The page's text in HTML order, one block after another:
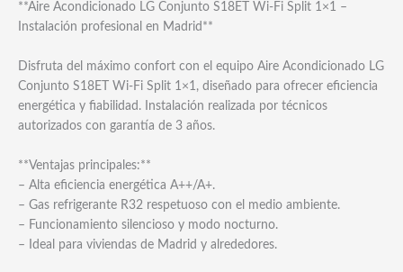
**Aire Acondicionado LG Conjunto S18ET Wi-Fi Split 1×1 –
Instalación profesional en Madrid**
Disfruta del máximo confort con el equipo Aire Acondicionado LG
Conjunto S18ET Wi-Fi Split 1×1, diseñado para ofrecer eficiencia
energética y fiabilidad. Instalación realizada por técnicos
autorizados con garantía de 3 años.
**Ventajas principales:**
– Alta eficiencia energética A++/A+.
– Gas refrigerante R32 respetuoso con el medio ambiente.
– Funcionamiento silencioso y modo nocturno.
– Ideal para viviendas de Madrid y alrededores.